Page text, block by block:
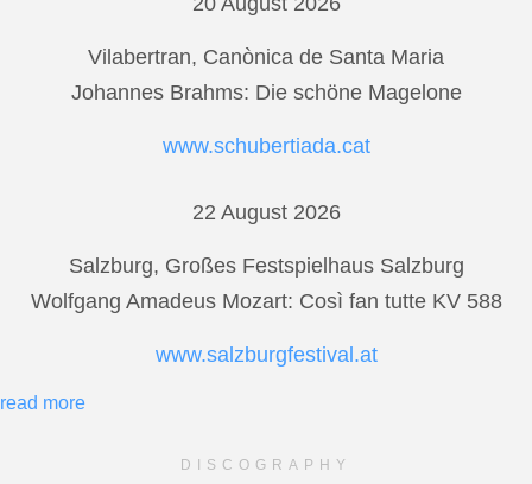
Vilabertran, Canònica de Santa Maria
Johannes Brahms: Die schöne Magelone
www.schubertiada.cat
22 August 2026
Salzburg, Großes Festspielhaus Salzburg
Wolfgang Amadeus Mozart: Così fan tutte KV 588
www.salzburgfestival.at
read more
DISCOGRAPHY